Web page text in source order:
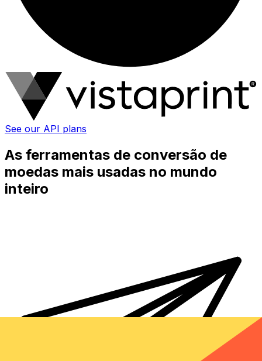
See our API plans
As ferramentas de conversão de
moedas mais usadas no mundo
inteiro